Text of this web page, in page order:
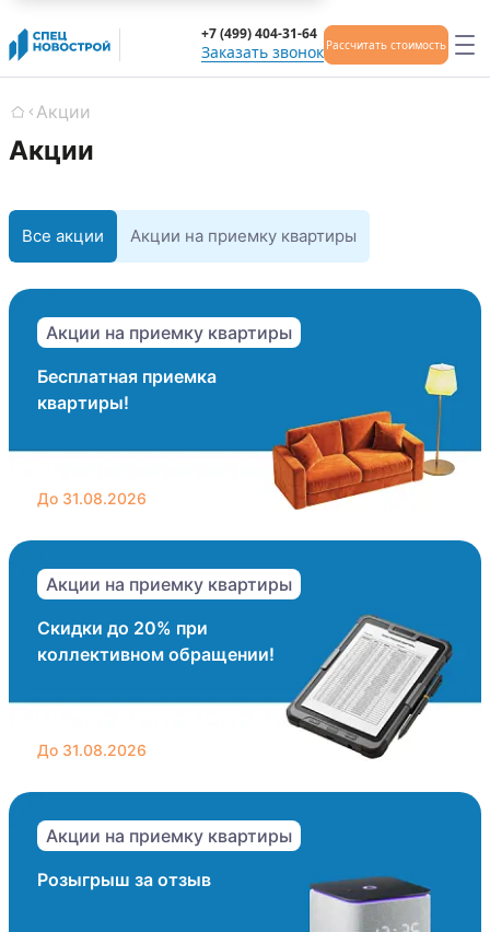
Заказать звонок
+7 (499) 404-31-64
Рассчитать стоимость
Главная
Акции
Акции
Все акции Акции на приемку квартиры
Акции на приемку квартиры
Бесплатная приемка
квартиры!
До 31.08.2026
Акции на приемку квартиры
Скидки до 20% при
коллективном обращении!
До 31.08.2026
Акции на приемку квартиры
Розыгрыш за отзыв